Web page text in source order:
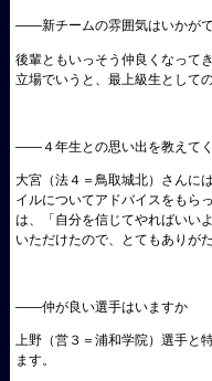
――新チームの雰囲気はいかが
後輩ともいっそう仲良くなって
立場でいうと、最上級生として
――４年生との思い出を教えて
大宮（法４＝鳥取城北）さんに
イルについてアドバイスをもら
は、「自分を信じてやればいい
いただけたので、とてもありが
――仲が良い選手はいますか
上野（営３＝浦和学院）選手と
ます。